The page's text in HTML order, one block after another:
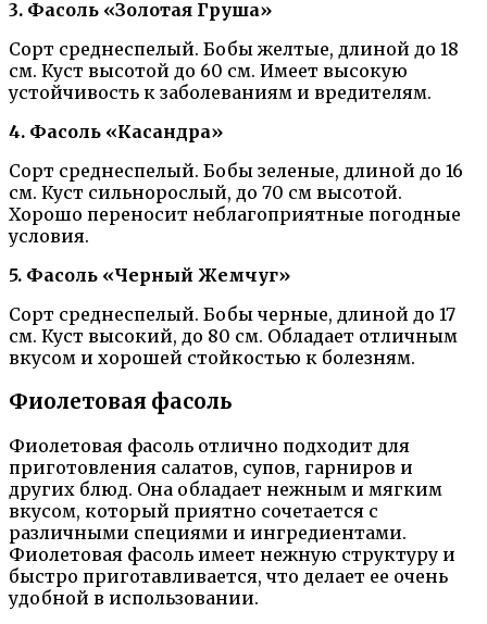
3. Фасоль «Золотая Груша»
Сорт среднеспелый. Бобы желтые, длиной до 18
см. Куст высотой до 60 см. Имеет высокую
устойчивость к заболеваниям и вредителям.
4. Фасоль «Касандра»
Сорт среднеспелый. Бобы зеленые, длиной до 16
см. Куст сильнорослый, до 70 см высотой.
Хорошо переносит неблагоприятные погодные
условия.
5. Фасоль «Черный Жемчуг»
Сорт среднеспелый. Бобы черные, длиной до 17
см. Куст высокий, до 80 см. Обладает отличным
вкусом и хорошей стойкостью к болезням.
Фиолетовая фасоль
Фиолетовая фасоль отлично подходит для
приготовления салатов, супов, гарниров и
других блюд. Она обладает нежным и мягким
вкусом, который приятно сочетается с
различными специями и ингредиентами.
Фиолетовая фасоль имеет нежную структуру и
быстро приготавливается, что делает ее очень
удобной в использовании.